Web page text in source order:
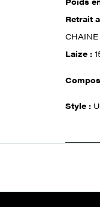
Retrait
Laize :
Style :